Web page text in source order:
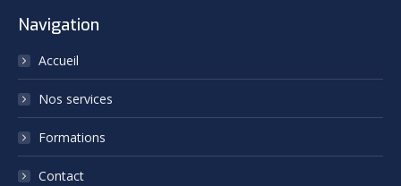
opens
in
new
window
opens
new
window
Navigation
Accueil
Nos services
Formations
Contact